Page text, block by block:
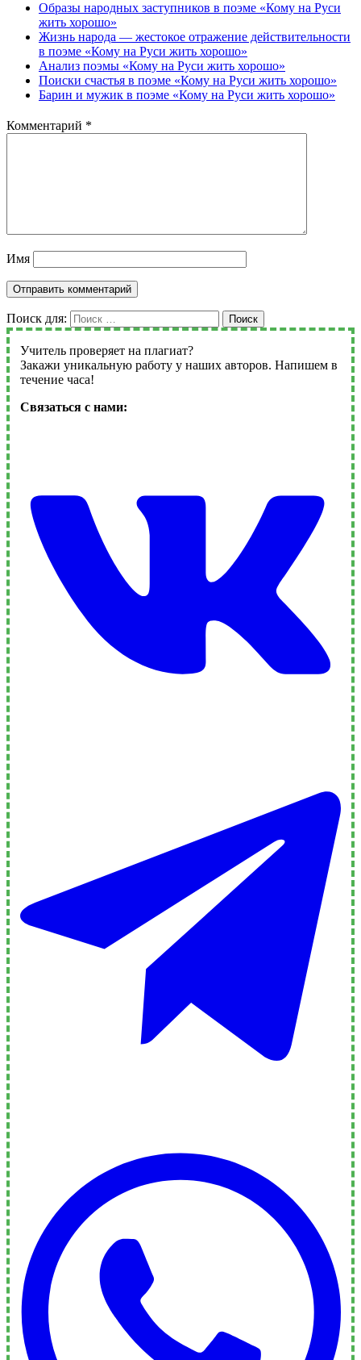
Образы народных заступников в поэме «Кому на Руси
жить хорошо»
Жизнь народа — жестокое отражение действительности
в поэме «Кому на Руси жить хорошо»
Анализ поэмы «Кому на Руси жить хорошо»
Поиски счастья в поэме «Кому на Руси жить хорошо»
Барин и мужик в поэме «Кому на Руси жить хорошо»
Комментарий *
Имя
Поиск для: Поиск
Учитель проверяет на плагиат?
Закажи уникальную работу у наших авторов. Напишем в
течение часа!
Связаться с нами: